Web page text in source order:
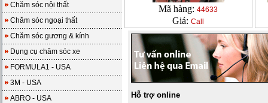
Chăm sóc nội thất
Chăm sóc ngoại thất
Chăm sóc gương & kính
Dụng cụ chăm sóc xe
FORMULA1 - USA
3M - USA
ABRO - USA
Mã hàng:44633
Giá:Call
Hỗ trợ online